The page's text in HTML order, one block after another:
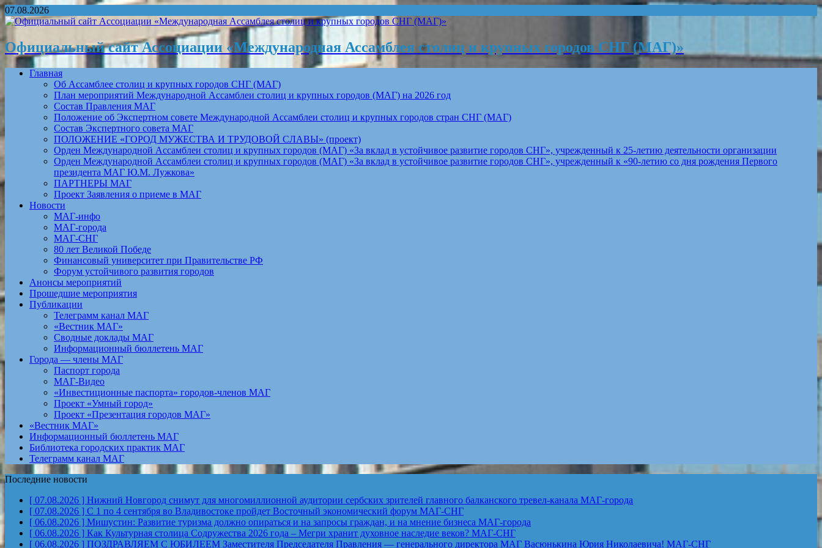
07.08.2026
Официальный сайт Ассоциации «Международная Ассамблея столиц и крупных городов СНГ (МАГ)»
Главная
Об Ассамблее столиц и крупных городов СНГ (МАГ)
План мероприятий Международной Ассамблеи столиц и крупных городов (МАГ) на 2026 год
Состав Правления МАГ
Положение об Экспертном совете Международной Ассамблеи столиц и крупных городов стран СНГ (МАГ)
Состав Экспертного совета МАГ
ПОЛОЖЕНИЕ «ГОРОД МУЖЕСТВА И ТРУДОВОЙ СЛАВЫ» (проект)
Орден Международной Ассамблеи столиц и крупных городов (МАГ) «За вклад в устойчивое развитие городов СНГ», учрежденный к 25-летию деятельности организации
Орден Международной Ассамблеи столиц и крупных городов (МАГ) «За вклад в устойчивое развитие городов СНГ», учрежденный к «90-летию со дня рождения Первого
президента МАГ Ю.М. Лужкова»
ПАРТНЕРЫ МАГ
Проект Заявления о приеме в МАГ
Новости
МАГ-инфо
МАГ-города
МАГ-СНГ
80 лет Великой Победе
Финансовый университет при Правительстве РФ
Форум устойчивого развития городов
Анонсы мероприятий
Прошедшие мероприятия
Публикации
Телеграмм канал МАГ
«Вестник МАГ»
Сводные доклады МАГ
Информационный бюллетень МАГ
Города — члены МАГ
Паспорт города
МАГ-Видео
«Инвестиционные паспорта» городов-членов МАГ
Проект «Умный город»
Проект «Презентация городов МАГ»
«Вестник МАГ»
Информационный бюллетень МАГ
Библиотека городских практик МАГ
Телеграмм канал МАГ
Последние новости
[ 07.08.2026 ] Нижний Новгород снимут для многомиллионной аудитории сербских зрителей главного балканского тревел-канала МАГ-города
[ 07.08.2026 ] С 1 по 4 сентября во Владивостоке пройдет Восточный экономический форум МАГ-СНГ
[ 06.08.2026 ] Мишустин: Развитие туризма должно опираться и на запросы граждан, и на мнение бизнеса МАГ-города
[ 06.08.2026 ] Как Культурная столица Содружества 2026 года – Мегри хранит духовное наследие веков? МАГ-СНГ
[ 06.08.2026 ] ПОЗДРАВЛЯЕМ С ЮБИЛЕЕМ Заместителя Председателя Правления — генерального директора МАГ Васюнькина Юрия Николаевича! МАГ-СНГ